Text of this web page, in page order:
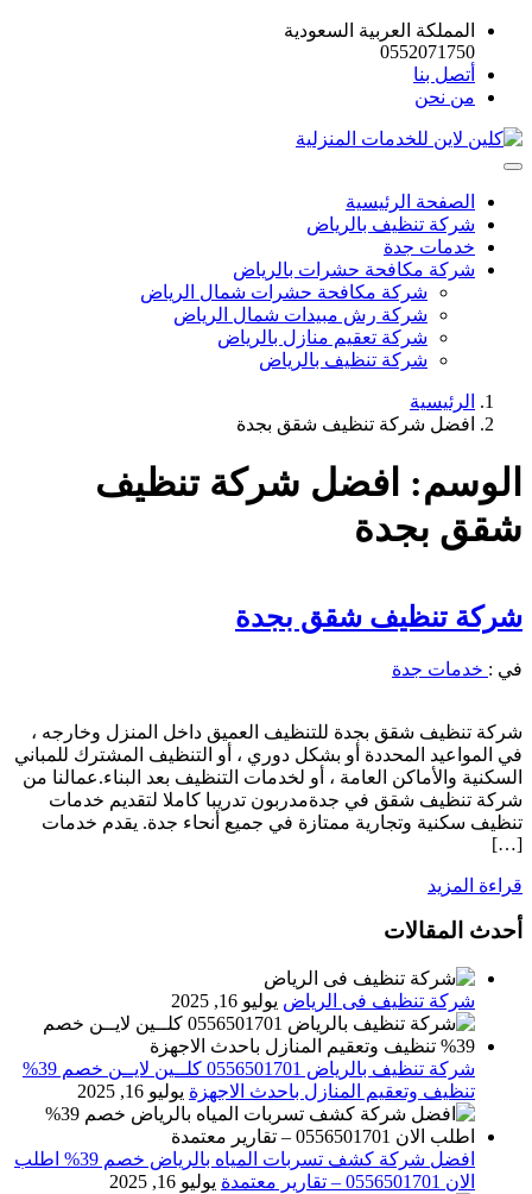
المملكة العربية السعودية
0552071750
أتصل بنا
من نحن
الصفحة الرئيسية
شركة تنظيف بالرياض
خدمات جدة
شركة مكافحة حشرات بالرياض
شركة مكافحة حشرات شمال الرياض
شركة رش مبيدات شمال الرياض
شركة تعقيم منازل بالرياض
شركة تنظيف بالرياض
الرئيسية
افضل شركة تنظيف شقق بجدة
الوسم: افضل شركة تنظيف
شقق بجدة
شركة تنظيف شقق بجدة
في : خدمات جدة
شركة تنظيف شقق بجدة للتنظيف العميق داخل المنزل وخارجه ،
في المواعيد المحددة أو بشكل دوري ، أو التنظيف المشترك للمباني
السكنية والأماكن العامة ، أو لخدمات التنظيف بعد البناء.عمالنا من
شركة تنظيف شقق في جدةمدربون تدريبا كاملا لتقديم خدمات
تنظيف سكنية وتجارية ممتازة في جميع أنحاء جدة. يقدم خدمات
[…]
قراءة المزيد
أحدث المقالات
شركة تنظيف فى الرياض يوليو 16, 2025
شركة تنظيف بالرياض 0556501701 كلــين لايــن خصم 39%
تنظيف وتعقيم المنازل باحدث الاجهزة يوليو 16, 2025
افضل شركة كشف تسربات المياه بالرياض خصم 39% اطلب
الان 0556501701‬‏ – تقارير معتمدة
يوليو 16, 2025